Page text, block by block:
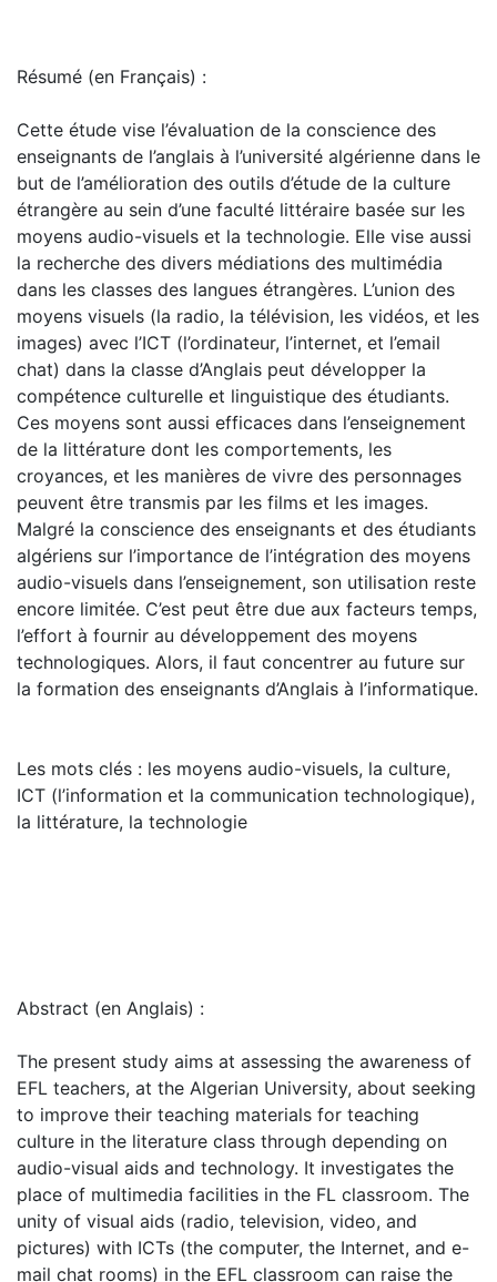
Résumé (en Français) :
Cette étude vise l’évaluation de la conscience des
enseignants de l’anglais à l’université algérienne dans le
but de l’amélioration des outils d’étude de la culture
étrangère au sein d’une faculté littéraire basée sur les
moyens audio-visuels et la technologie. Elle vise aussi
la recherche des divers médiations des multimédia
dans les classes des langues étrangères. L’union des
moyens visuels (la radio, la télévision, les vidéos, et les
images) avec l’ICT (l’ordinateur, l’internet, et l’email
chat) dans la classe d’Anglais peut développer la
compétence culturelle et linguistique des étudiants.
Ces moyens sont aussi efficaces dans l’enseignement
de la littérature dont les comportements, les
croyances, et les manières de vivre des personnages
peuvent être transmis par les films et les images.
Malgré la conscience des enseignants et des étudiants
algériens sur l’importance de l’intégration des moyens
audio-visuels dans l’enseignement, son utilisation reste
encore limitée. C’est peut être due aux facteurs temps,
l’effort à fournir au développement des moyens
technologiques. Alors, il faut concentrer au future sur
la formation des enseignants d’Anglais à l’informatique.
Les mots clés : les moyens audio-visuels, la culture,
ICT (l’information et la communication technologique),
la littérature, la technologie
Abstract (en Anglais) :
The present study aims at assessing the awareness of
EFL teachers, at the Algerian University, about seeking
to improve their teaching materials for teaching
culture in the literature class through depending on
audio-visual aids and technology. It investigates the
place of multimedia facilities in the FL classroom. The
unity of visual aids (radio, television, video, and
pictures) with ICTs (the computer, the Internet, and e-
mail chat rooms) in the EFL classroom can raise the